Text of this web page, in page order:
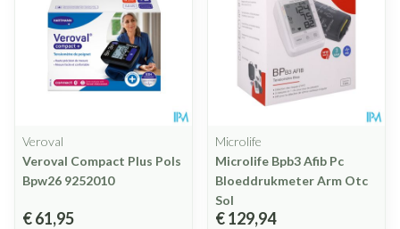
Veroval
Veroval Compact Plus Pols
Bpw26 9252010
€ 61,95
Microlife
Microlife Bpb3 Afib Pc
Bloeddrukmeter Arm Otc
Sol
€ 129,94